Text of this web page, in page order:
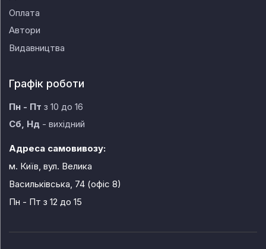
Оплата
Автори
Видавництва
Графік роботи
Пн - Пт з 10 до 16
Сб, Нд - вихідний
Адреса самовивозу:
м. Київ, вул. Велика
Васильківська, 74 (офіс 8)
Пн - Пт з 12 до 15